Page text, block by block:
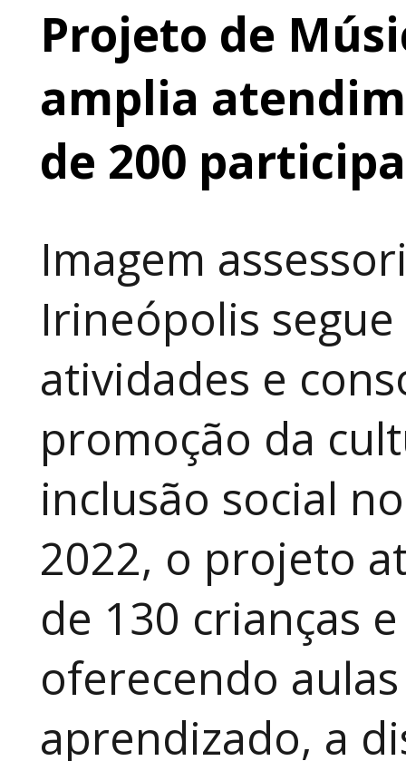
Projeto de
amplia
de 200
Imagem
Irineópolis
atividades e
promoção da
inclusão social
2022, o projeto
de 130 crianças
oferecendo
aprendizado, a